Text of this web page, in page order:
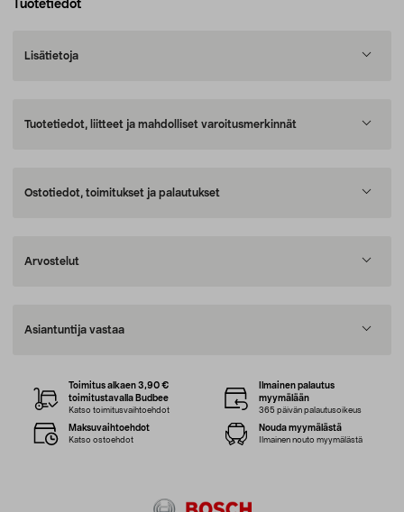
Tuotetiedot
Lisätietoja
Tuotetiedot, liitteet ja mahdolliset varoitusmerkinnät
Ostotiedot, toimitukset ja palautukset
Arvostelut
Asiantuntija vastaa
Toimitus alkaen 3,90 €
toimitustavalla Budbee
Katso toimitusvaihtoehdot
Ilmainen palautus
myymälään
365 päivän palautusoikeus
Maksuvaihtoehdot
Katso ostoehdot
Nouda myymälästä
Ilmainen nouto myymälästä